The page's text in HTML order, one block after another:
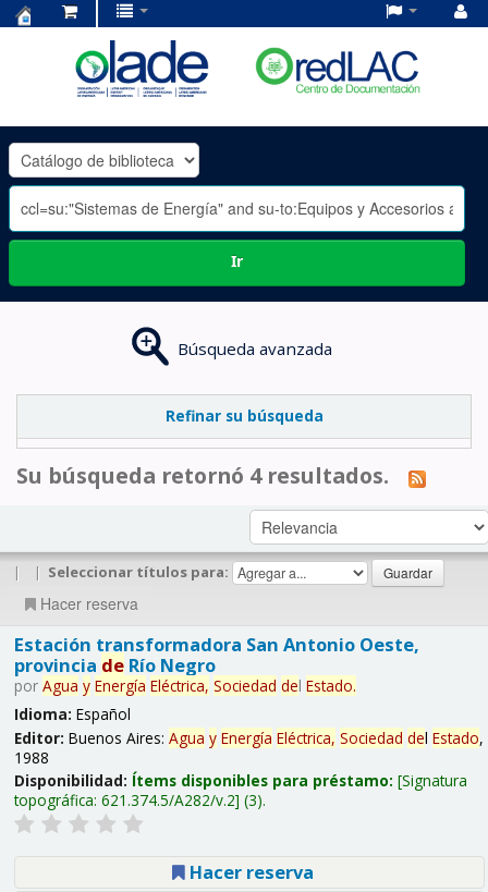
OLADE
-
Ir
Búsqueda avanzada
Refinar su búsqueda
Su búsqueda retornó 4 resultados.
| | Seleccionar títulos para:
Hacer reserva
Estación transformadora San Antonio Oeste,
provincia deRío Negro
por Agua y Energía Eléctrica, Sociedad del Estado.
Idioma: Español
Editor: Buenos Aires: Agua y Energía Eléctrica, Sociedad del Estado,
1988
Disponibilidad: Ítems disponibles para préstamo: Signatura
topográfica: 621.374.5/A282/v.2 (3).
Hacer reserva